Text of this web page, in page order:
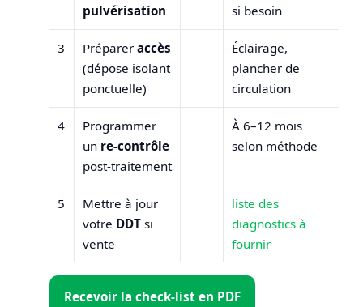
pulvérisation
si besoin
3 Préparer accès
(dépose isolant
ponctuelle)
Éclairage,
plancher de
circulation
4
Programmer
un re‑contrôle
post‑traitement
À 6–12 mois
selon méthode
5
Mettre à jour
votre DDTsi
vente
liste des
diagnostics à
fournir
Recevoir la check‑list en PDF